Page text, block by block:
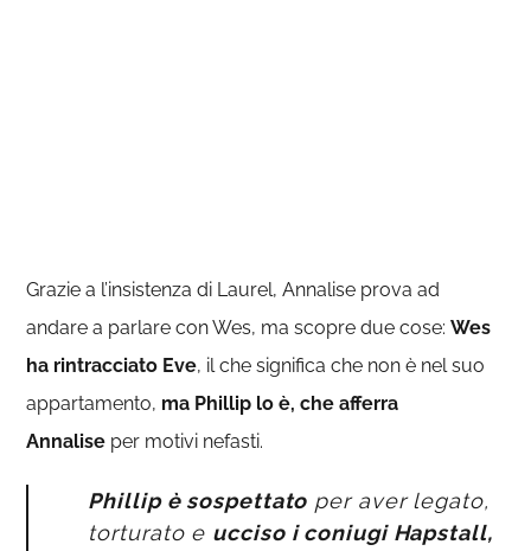
Grazie a l’insistenza di Laurel, Annalise prova ad
andare a parlare con Wes, ma scopre due cose:Wes
ha rintracciato Eve, il che significa che non è nel suo
appartamento, ma Phillip lo è, che afferra
Annalise per motivi nefasti.
Phillip è sospettato per aver legato,
torturato e ucciso i coniugi Hapstall,